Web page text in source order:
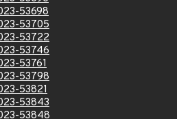
53698
53705
53722
53746
53761
53798
53821
53843
53848